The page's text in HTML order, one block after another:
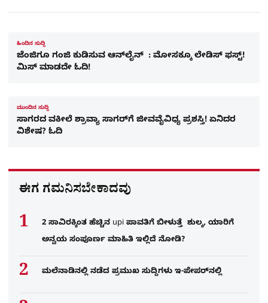
ಹಿಂದಿನ ಸುದ್ದಿ
ಜೆಂಜಿಗೂ ಗಂಜಿ ಕುಡಿಸುವ ಆನ್​ಲೈನ್​ : ಮೋಸಕ್ಕೂ ಲೇಡಿಸ್ ಫಸ್ಟ್!
ಮಿಸ್ ಮಾಡದೇ ಓದಿ!
ಮುಂದಿನ ಸುದ್ದಿ
ಸಾಗರದ ವಕೀಲೆ ಶ್ರಾವ್ಯಾ ಸಾಗರ್​ಗೆ ಜೀವವೈವಿಧ್ಯ ಪ್ರಶಸ್ತಿ! ಏನಿದರ
ವಿಶೇಷ? ಓದಿ
ಈಗ ಗಮನಿಸಬೇಕಾದವು
2 ಸಾವಿರಕ್ಕಿಂತ ಹೆಚ್ಚಿನ upi ಪಾವತಿಗೆ ಬೀಳುತ್ತೆ ಶುಲ್ಕ, ಯಾರಿಗೆ
ಅನ್ವಯ ಸಂಪೂರ್ಣ ಮಾಹಿತಿ ಇಲ್ಲಿದೆ ನೋಡಿ?
ಮಲೆನಾಡಿನಲ್ಲಿ ನಡೆದ ಪ್ರಮುಖ ಸುದ್ದಿಗಳು ಇ-ಪೇಪರ್​​​​ನಲ್ಲಿ